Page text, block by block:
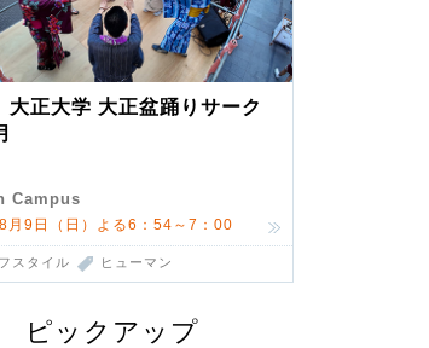
正大学 大正盆踊りサーク
Campus
月9日（日）よる6：54～7：00
スタイル ヒューマン
ピックアップ